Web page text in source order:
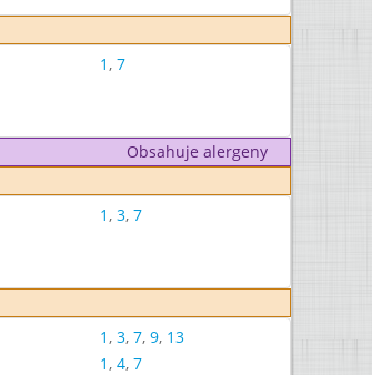
1, 7
Obsahuje alergeny
1, 3, 7
1, 3, 7, 9, 13
1, 4, 7